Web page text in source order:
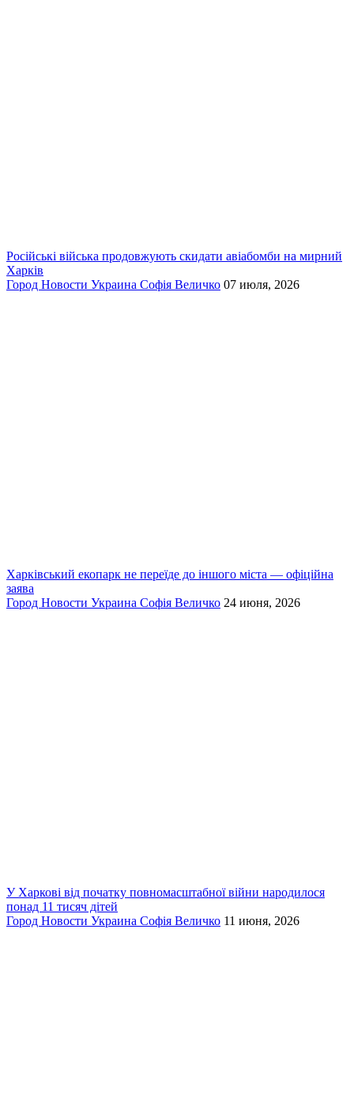
Російські війська продовжують скидати авіабомби на мирний
Харків
Город Новости Украина Софія Величко 07 июля, 2026
Харківський екопарк не переїде до іншого міста — офіційна
заява
Город Новости Украина Софія Величко 24 июня, 2026
У Харкові від початку повномасштабної війни народилося
понад 11 тисяч дітей
Город Новости Украина Софія Величко 11 июня, 2026